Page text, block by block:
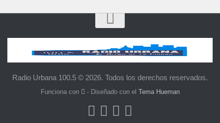
Radio Urbana 100.5 © 2026. Todos los derechos reservados.
Funciona con - Diseñado con el Tema Hueman